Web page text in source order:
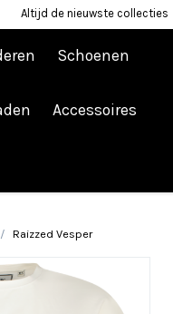
Altijd de nieuwste collecties
Schoenen
Accessoires
Raizzed Vesper